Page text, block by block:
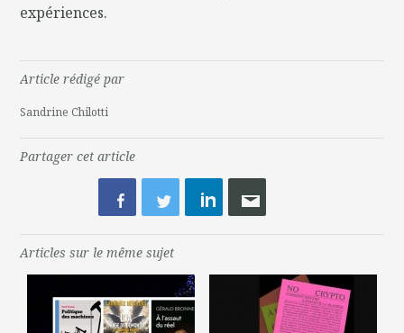
expériences.
Article rédigé par
Sandrine Chilotti
Partager cet article
Articles sur le même sujet